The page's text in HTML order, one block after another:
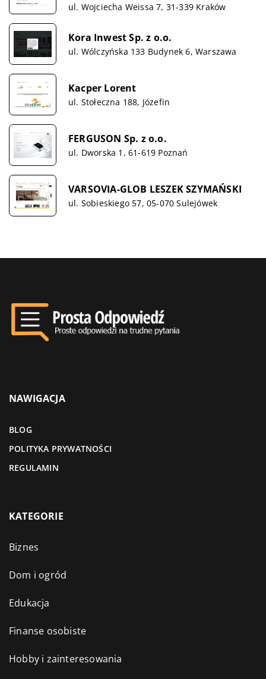
ul. Wojciecha Weissa 7, 31-339 Kraków
Kora Inwest Sp. z o.o.
ul. Wólczyńska 133 Budynek 6, Warszawa
Kacper Lorent
ul. Stołeczna 188, Józefin
FERGUSON Sp. z o.o.
ul. Dworska 1, 61-619 Poznań
VARSOVIA-GLOB LESZEK SZYMAŃSKI
ul. Sobieskiego 57, 05-070 Sulejówek
NAWIGACJA
BLOG
POLITYKA PRYWATNOŚCI
REGULAMIN
KATEGORIE
Biznes
Dom i ogród
Edukacja
Finanse osobiste
Hobby i zainteresowania